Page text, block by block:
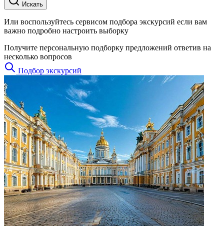
Искать
Или воспользуйтесь сервисом подбора экскурсий если вам
важно подробно настроить выборку
Получите персональную подборку предложений ответив на
несколько вопросов
Подбор экскурсий